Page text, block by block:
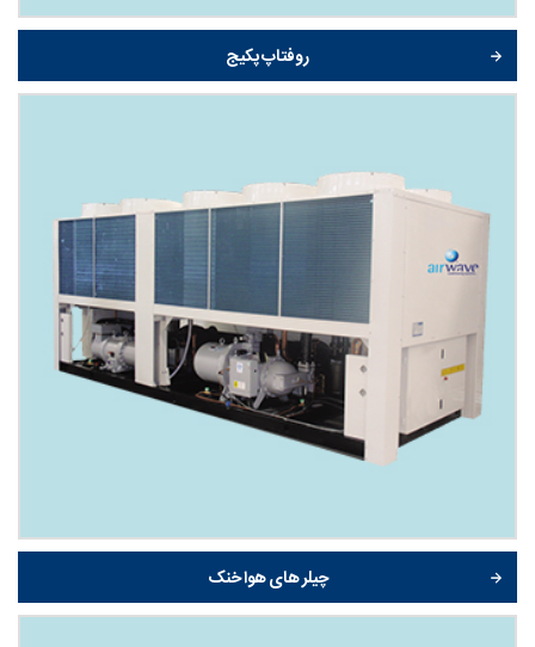
روفتاپ پکیج
چیلر های هوا خنک